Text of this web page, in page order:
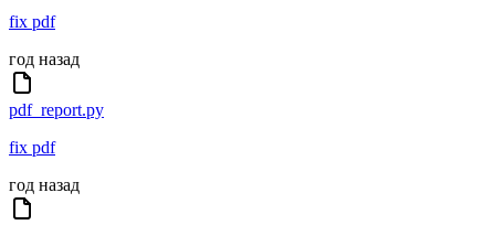
fix pdf
год назад
pdf_report.py
fix pdf
год назад